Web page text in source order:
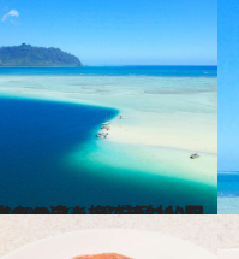
ハワイ旅で絶対したい10のコト 渡航歴100回以上の達人のプラン公開
＆お出かけ